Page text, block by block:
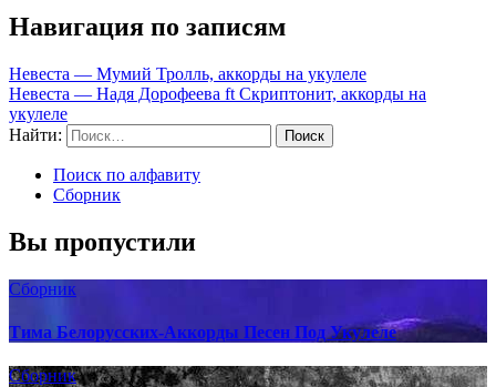
Навигация по записям
Невеста — Мумий Тролль, аккорды на укулеле
Невеста — Надя Дорофеева ft Скриптонит, аккорды на
укулеле
Найти:
Поиск по алфавиту
Сборник
Вы пропустили
Сборник
Тима Белорусских-Аккорды Песен Под Укулеле
Сборник